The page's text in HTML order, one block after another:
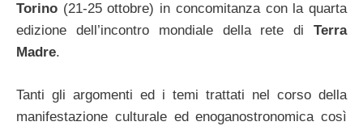
Torino (21-25 ottobre) in concomitanza con la quarta
edizione dell’incontro mondiale della rete di Terra
Madre.
Tanti gli argomenti ed i temi trattati nel corso della
manifestazione culturale ed enoganostronomica così